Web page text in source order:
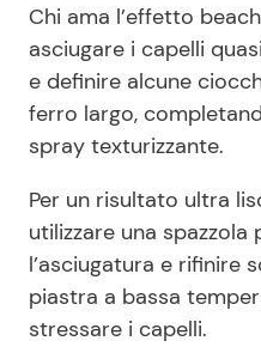
Chi ama l’effetto
asciugare i capelli
e definire alcune
ferro largo,
spray texturizzante.
Per un risultato ultra
utilizzare una
l’asciugatura e rifinire
piastra a bassa
stressare i capelli.